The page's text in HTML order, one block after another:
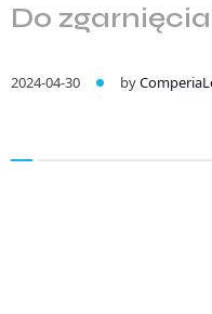
Do
2024-04-30 by